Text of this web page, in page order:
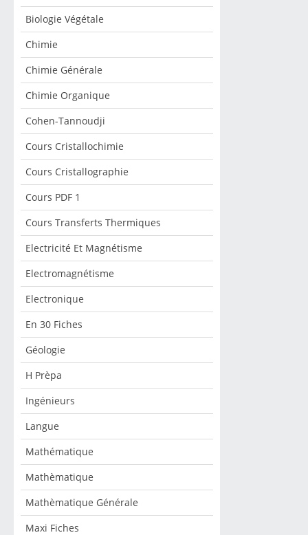
Biologie Végétale
Chimie
Chimie Générale
Chimie Organique
Cohen-Tannoudji
Cours Cristallochimie
Cours Cristallographie
Cours PDF 1
Cours Transferts Thermiques
Electricité Et Magnétisme
Electromagnétisme
Electronique
En 30 Fiches
Géologie
H Prèpa
Ingénieurs
Langue
Mathématique
Mathèmatique
Mathèmatique Générale
Maxi Fiches